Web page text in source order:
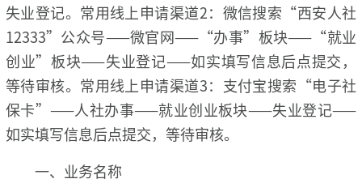
失业登记。常用线上申请渠道2：微信搜索“西安人社
12333”公众号——微官网——“办事”板块——“就业
创业”板块——失业登记——如实填写信息后点提交，
等待审核。常用线上申请渠道3：支付宝搜索“电子社
保卡”——人社办事——就业创业板块——失业登记——
如实填写信息后点提交，等待审核。
一、业务名称